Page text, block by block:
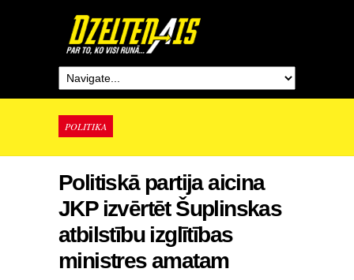
POLITIKA
Politiskā partija aicina
JKP izvērtēt Šuplinskas
atbilstību izglītības
ministres amatam